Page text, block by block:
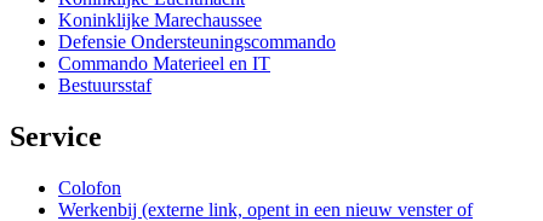
Koninklijke Marechaussee
Defensie Ondersteuningscommando
Commando Materieel en IT
Bestuursstaf
Service
Colofon
Werkenbij (externe link, opent in een nieuw venster of